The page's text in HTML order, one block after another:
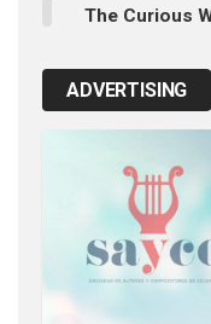
The Curious
ADVERTISING